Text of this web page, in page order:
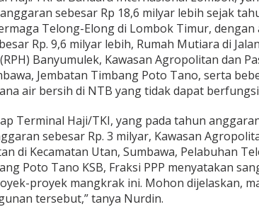
sebesar Rp 18,6 milyar lebih sejak
Telong-Elong di Lombok Timur, dengan
Rp. 9,6 milyar lebih, Rumah Mutiara di
Banyumulek, Kawasan Agropolitan dan
Jembatan Timbang Poto Tano, serta
air bersih di NTB yang tidak dapat
Terminal Haji/TKI, yang pada tahun
sebesar Rp. 3 milyar, Kawasan
di Kecamatan Utan, Sumbawa, Pelabuhan
Poto Tano KSB, Fraksi PPP menyatakan
proyek mangkrak ini. Mohon dijelaskan,
tersebut,” tanya Nurdin.